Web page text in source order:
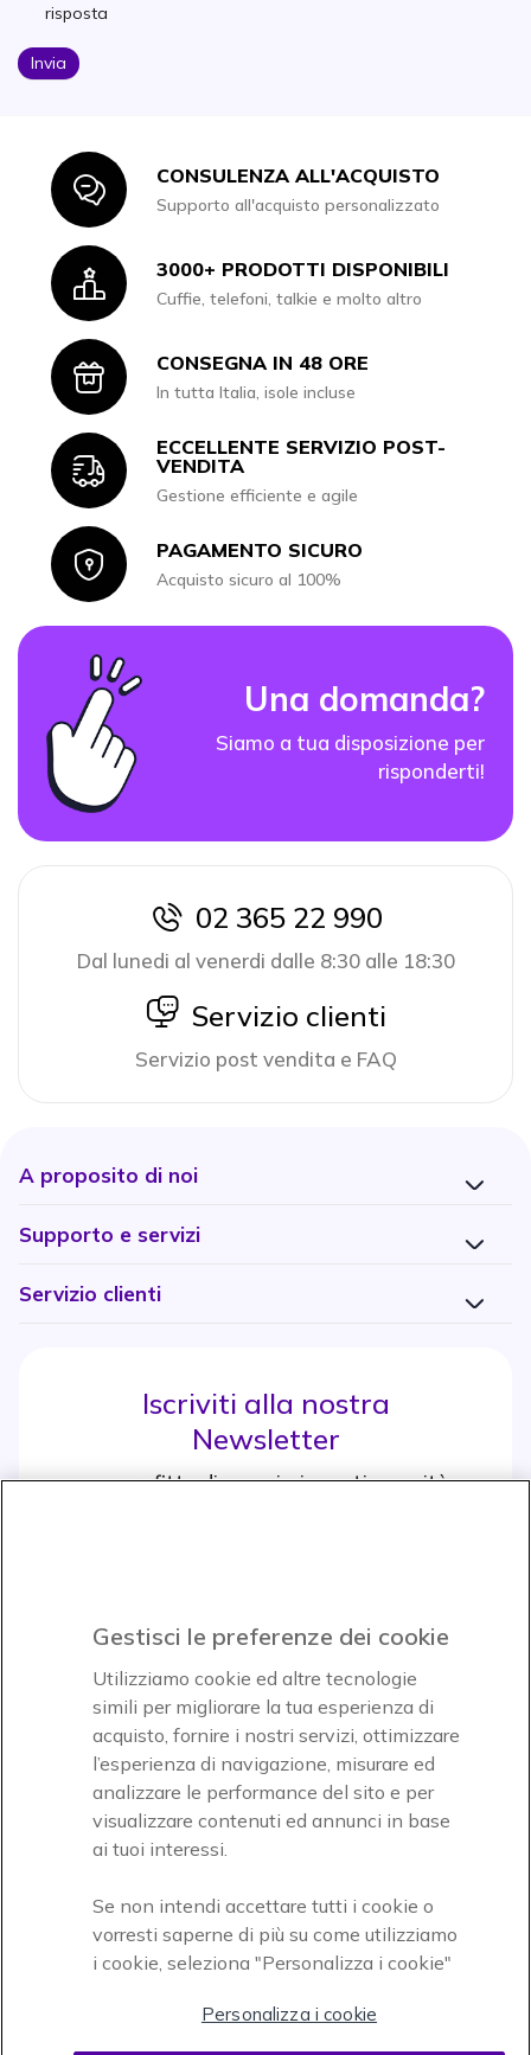
risposta
Invia
IconCONSULENZA ALL'ACQUISTO
Supporto all'acquisto personalizzato
Icon3000+ PRODOTTI DISPONIBILI
Cuffie, telefoni, talkie e molto altro
IconCONSEGNA IN 48 ORE
In tutta Italia, isole incluse
Icon
ECCELLENTE SERVIZIO POST-
VENDITA
Gestione efficiente e agile
IconPAGAMENTO SICURO
Acquisto sicuro al 100%
Una domanda?
Siamo a tua disposizione per
risponderti!
icon
02 365 22 990
Dal lunedi al venerdi dalle 8:30 alle 18:30
icon
Servizio clienti
Servizio post vendita e FAQ
A proposito di noi
Supporto e servizi
Servizio clienti
Iscriviti alla nostra
Newsletter
e approfitta di maggiori sconti e novità
Icon
Icon
Paga facilmente ed in assoluta sicurezza
Accettiamo
Gestisci le preferenze dei cookie
Utilizziamo cookie ed altre tecnologie
simili per migliorare la tua esperienza di
acquisto, fornire i nostri servizi, ottimizzare
l’esperienza di navigazione, misurare ed
analizzare le performance del sito e per
visualizzare contenuti ed annunci in base
ai tuoi interessi.
Se non intendi accettare tutti i cookie o
vorresti saperne di più su come utilizziamo
i cookie, seleziona "Personalizza i cookie"
Personalizza i cookie